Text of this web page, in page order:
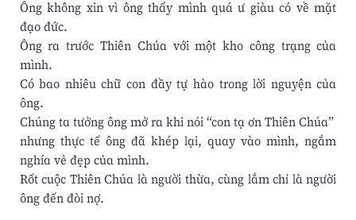
Ông không xin vì ông thấy mình quá ư giàu có về mặt
đạo đức.
Ông ra trước Thiên Chúa với một kho công trạng của
mình.
Có bao nhiêu chữ con đầy tự hào trong lời nguyện của
ông.
Chúng ta tưởng ông mở ra khi nói “con tạ ơn Thiên Chúa”
nhưng thực tế ông đã khép lại, quay vào mình, ngắm
nghía vẻ đẹp của mình.
Rốt cuộc Thiên Chúa là người thừa, cùng lắm chỉ là người
ông đến đòi nợ.